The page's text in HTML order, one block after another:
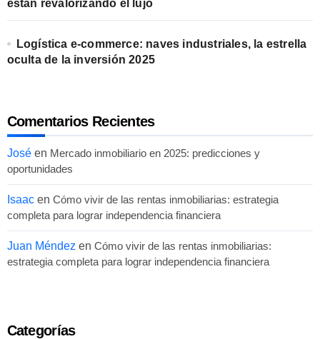
están revalorizando el lujo
Logística e-commerce: naves industriales, la estrella
oculta de la inversión 2025
Comentarios Recientes
Joséen Mercado inmobiliario en 2025: predicciones y
oportunidades
Isaacen Cómo vivir de las rentas inmobiliarias: estrategia
completa para lograr independencia financiera
Juan Méndez en Cómo vivir de las rentas inmobiliarias:
estrategia completa para lograr independencia financiera
Categorías